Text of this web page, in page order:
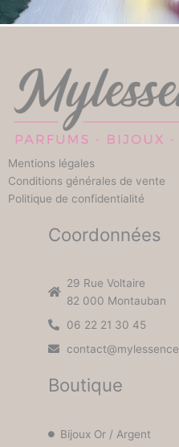
Mentions légales
Conditions générales de vente
Politique de confidentialité
Coordonnées
29 Rue Voltaire
82 000 Montauban
06 22 21 30 45
Boutique
Bijoux Or / Argent